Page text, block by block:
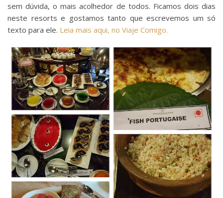
sem dúvida, o mais acolhedor de todos. Ficamos dois dias
neste resorts e gostamos tanto que escrevemos um só
texto para ele. Leia mais aqui, no Viaje Comigo.